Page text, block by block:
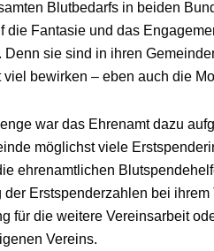
Blutbedarfs in beiden
die Fantasie und das
sie sind in ihren
bewirken – eben auch die
war das Ehrenamt dazu
möglichst viele
ehrenamtlichen
Erstspenderzahlen bei
für die weitere Vereinsarbeit
Vereins.